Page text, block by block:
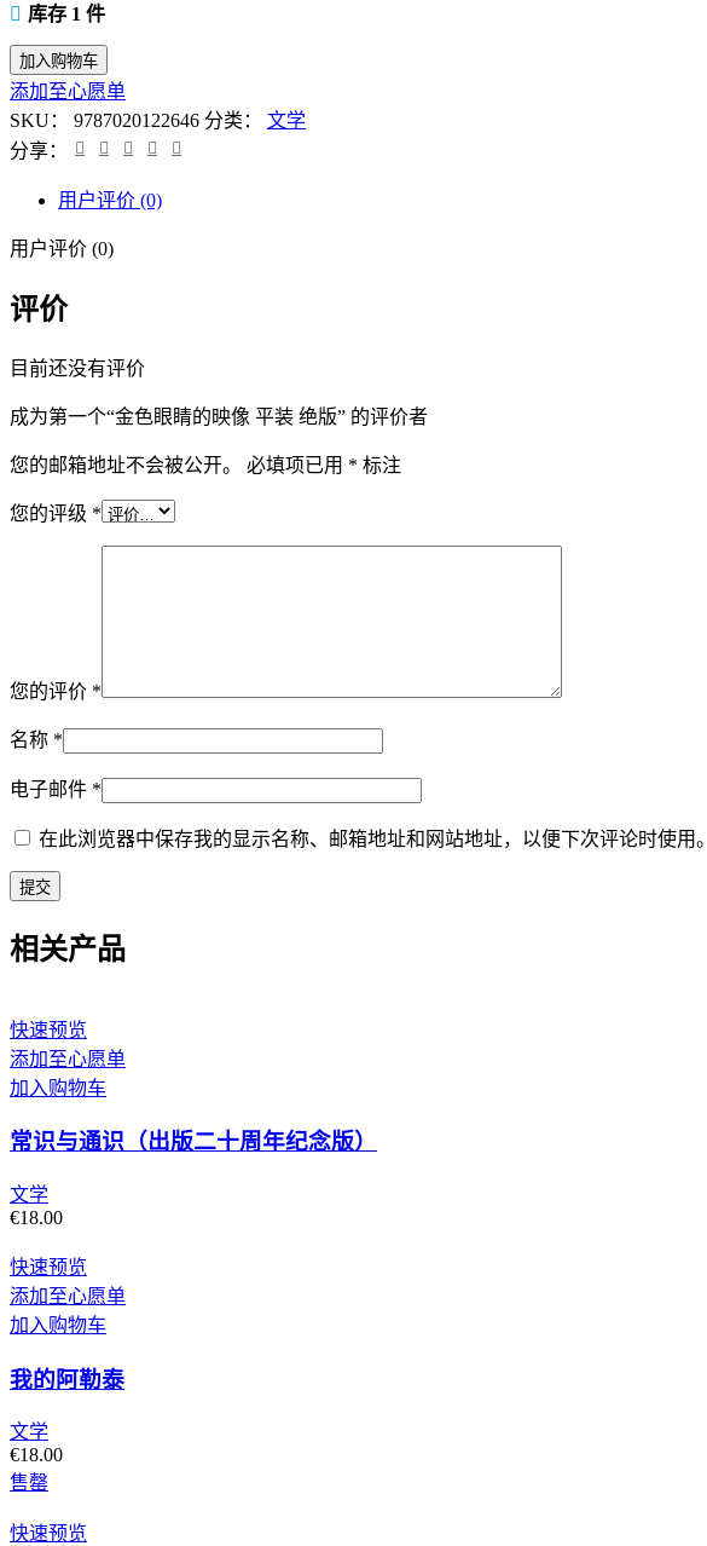
库存 1 件
金
色
眼
睛
平
装
绝
数
量
加入购物车
添加至心愿单
SKU： 9787020122646 分类：
文学
分享：
用户评价 (0)
用户评价 (0)
评价
目前还没有评价
成为第一个“金色眼睛的映像 平装 绝版” 的评价者
您的邮箱地址不会被公开。 必填项已用 * 标注
您的评级 *
您的评价 *
名称 *
电子邮件 *
在此浏览器中保存我的显示名称、邮箱地址和网站地址，以便下次评论时使用。
相关产品
快速预览
添加至心愿单
加入购物车
常识与通识（出版二十周年纪念版）
文学
€18.00
快速预览
添加至心愿单
加入购物车
我的阿勒泰
文学
€18.00
售罄
快速预览